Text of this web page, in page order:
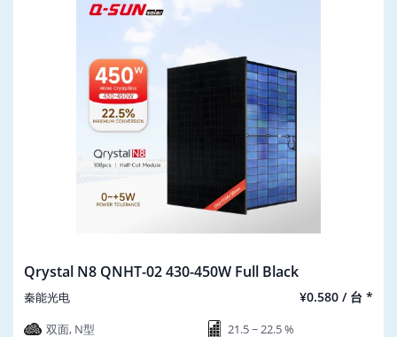
Qrystal N8 QNHT-02 430-450W Full Black
秦能光电 ¥0.580 / 台 *
双面, N型 21.5 ~ 22.5 %